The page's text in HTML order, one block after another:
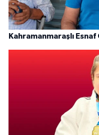
Kahramanmaraşlı Esnaf